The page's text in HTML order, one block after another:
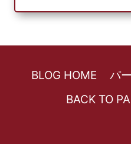
BLOG HOME
パ
BACK TO